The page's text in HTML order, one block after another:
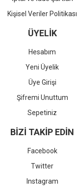
Kişisel Veriler Politikası
ÜYELİK
Hesabım
Yeni Üyelik
Üye Girişi
Şifremi Unuttum
Sepetiniz
BİZİ TAKİP EDİN
Facebook
Twitter
Instagram